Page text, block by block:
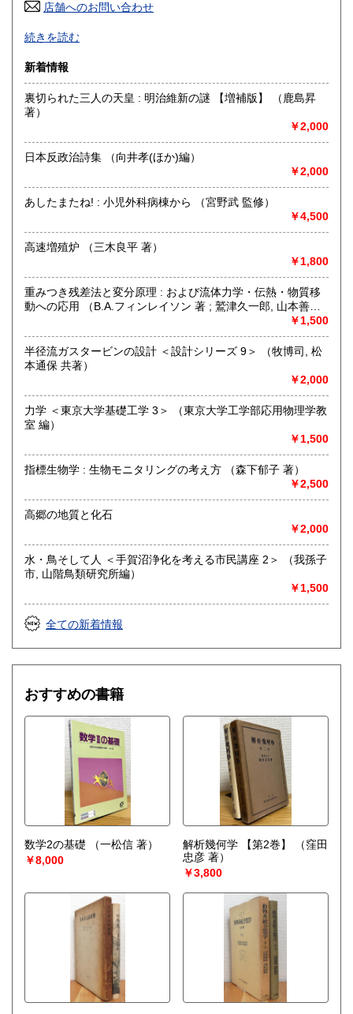
高知県 300円
佐賀県
熊本県 300円 大分県 300円
宮崎県
300円
店舗へのお問い合わせ
【通信販売専門 (ご来店不可)】 の古書店です。
※大変申し訳ございませんが、店頭での販売は行っておりま
書籍の状態等、ご不明な点・気になる所がございましたら、
Eメール・電話でお気軽にお問い合わせ下さいませ。
※販売書籍につきまして【お電話でのお問い合わせ】は、現
品在庫を確認するためお時間を頂戴いたします。
沿線名：JR中央線・総武線・東京メトロ丸ノ内線
営業時間：【事務所営業・通信販売専門 (ご来店不可)】
9:00〜17:00 ※買取・仕入れ等で不在の場合がございます
書籍の買取について
自然科学等の学術書・専門書・その他資料買取り致します。
電話・FAX・メール等でお気軽にご相談下さいませ。
出張買取・配送料着払い(当店の支払い)で送って頂くことも
可能でございます。
取り扱い分野
自然科学】
続きを読む
新着情報
裏切られた三人の天皇 : 明治維新の謎 【増補版】 （鹿島昇
著）
￥2,000
日本反政治詩集 （向井孝(ほか)編）
￥2,000
あしたまたね! : 小児外科病棟から （宮野武 監修）
￥4,500
高速増殖炉 （三木良平 著）
￥1,800
重みつき残差法と変分原理 : および流体力学・伝熱・物質移
動への応用 （B.A.フィンレイソン 著 ; 鷲津久一郎, 山本善之,
￥1,500
半径流ガスタービンの設計 ＜設計シリーズ 9＞ （牧博司, 松
本通保 共著）
￥2,000
力学 ＜東京大学基礎工学 3＞ （東京大学工学部応用物理学教
室 編）
￥1,500
指標生物学 : 生物モニタリングの考え方 （森下郁子 著）
￥2,500
高郷の地質と化石
￥2,000
水・鳥そして人 ＜手賀沼浄化を考える市民講座 2＞ （我孫子
市, 山階鳥類研究所編）
￥1,500
全ての新着情報
おすすめの書籍
数学2の基礎
（一松信 著）
￥8,000
解析幾何学 【第2巻】
（窪田
忠彦 著）
￥3,800